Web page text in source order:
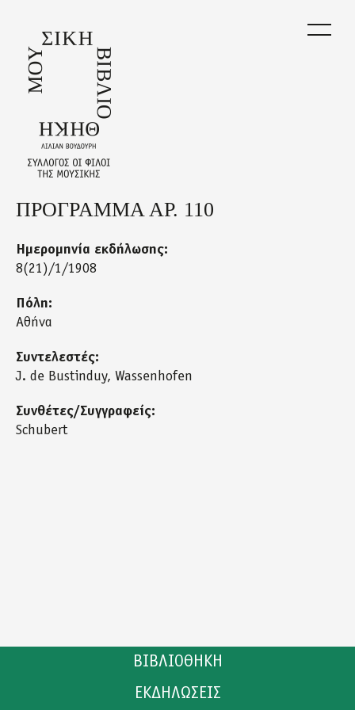
main
content
ΒΙΒΛΙΟΘΗΚΗ
ΚΑΤΑΛΟΓΟΣ
ΕΚΔΗΛΩΣΕΙΣ
Back
top
ΠΡΟΓΡΑΜΜΑ ΑΡ. 110
Ημερομηνία εκδήλωσης:
8(21)/1/1908
Πόλη:
Αθήνα
Συντελεστές:
J. de Bustinduy, Wassenhofen
Συνθέτες/Συγγραφείς:
Schubert